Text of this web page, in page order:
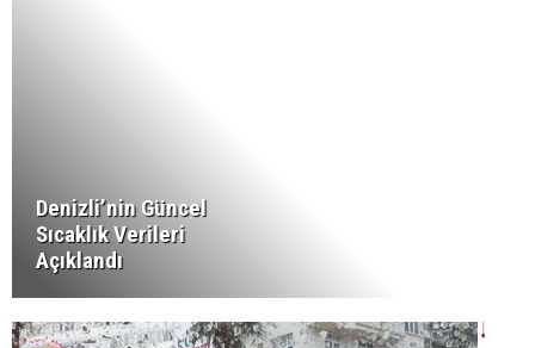
Denizli’nin Güncel
Sıcaklık Verileri
Açıklandı